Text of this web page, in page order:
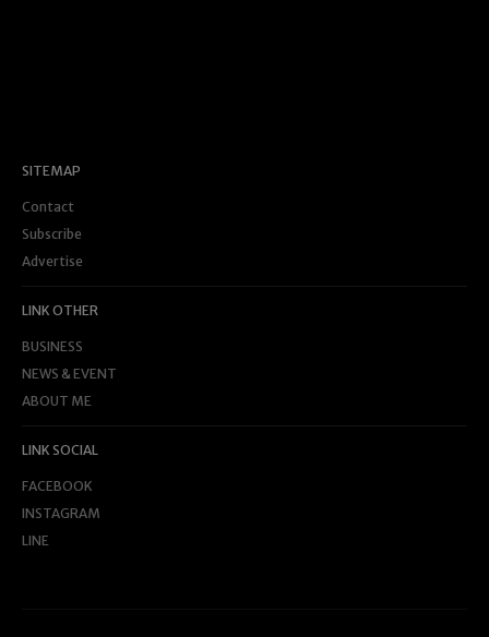
SITEMAP
Contact
Subscribe
Advertise
LINK OTHER
BUSINESS
NEWS & EVENT
ABOUT ME
LINK SOCIAL
FACEBOOK
INSTAGRAM
LINE